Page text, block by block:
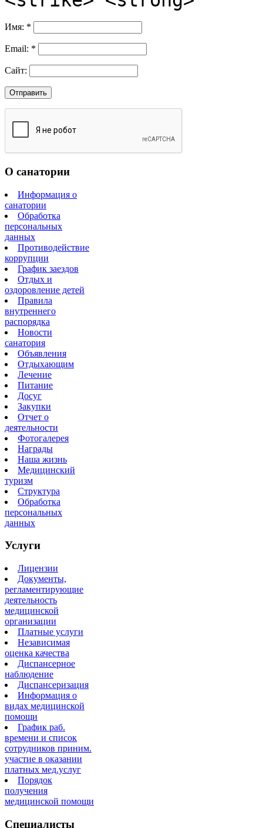
Имя: *
Email: *
Сайт:
О санатории
Информация о
санатории
Обработка
персональных
данных
Противодействие
коррупции
График заездов
Отдых и
оздоровление детей
Правила
внутреннего
распорядка
Новости
санатория
Объявления
Отдыхающим
Лечение
Питание
Досуг
Закупки
Отчет о
деятельности
Фотогалерея
Награды
Наша жизнь
Медицинский
туризм
Структура
Обработка
персональных
данных
Услуги
Лицензии
Документы,
регламентирующие
деятельность
медицинской
организации
Платные услуги
Независимая
оценка качества
Диспансерное
наблюдение
Диспансеризация
Информация о
видах медицинской
помощи
График раб.
времени и список
сотрудников приним.
участие в оказании
платных мед.услуг
Порядок
получения
медицинской помощи
Специалисты